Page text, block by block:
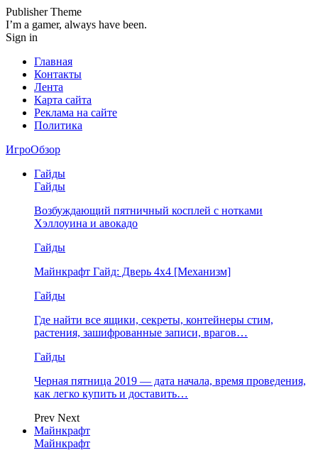
Publisher Theme
I’m a gamer, always have been.
Sign in
Главная
Контакты
Лента
Карта сайта
Реклама на сайте
Политика
ИгроОбзор
Гайды
Гайды
Возбуждающий пятничный косплей с нотками
Хэллоуина и авокадо
Гайды
Майнкрафт Гайд: Дверь 4х4 [Механизм]
Гайды
Где найти все ящики, секреты, контейнеры стим,
растения, зашифрованные записи, врагов…
Гайды
Черная пятница 2019 — дата начала, время проведения,
как легко купить и доставить…
Prev Next
Майнкрафт
Майнкрафт